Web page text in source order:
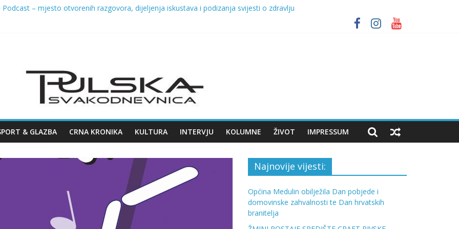
Podcast – mjesto otvorenih razgovora, dijeljenja iskustava i podizanja svijesti o zdravlju
& GLAZBA CRNA KRONIKA KULTURA INTERVJU KOLUMNE ŽIVOT IMPRESSUM
Najnovije vijesti:
Općina Medulin obilježila Dan pobjede i
domovinske zahvalnosti te Dan hrvatskih
branitelja